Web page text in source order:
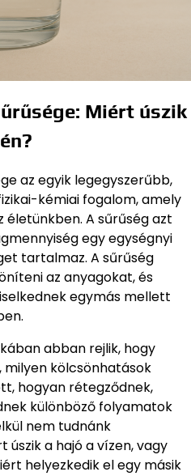
Miért úszik
az egyik legegyszerűbb,
kémiai fogalom, amely
A sűrűség azt
egy egységnyi
tartalmaz. A sűrűség
az anyagokat, és
egymás mellett
abban rejlik, hogy
kölcsönhatások
hogyan rétegződnek,
különböző folyamatok
nem tudnánk
úszik a hajó a vízen, vagy
helyezkedik el egy másik